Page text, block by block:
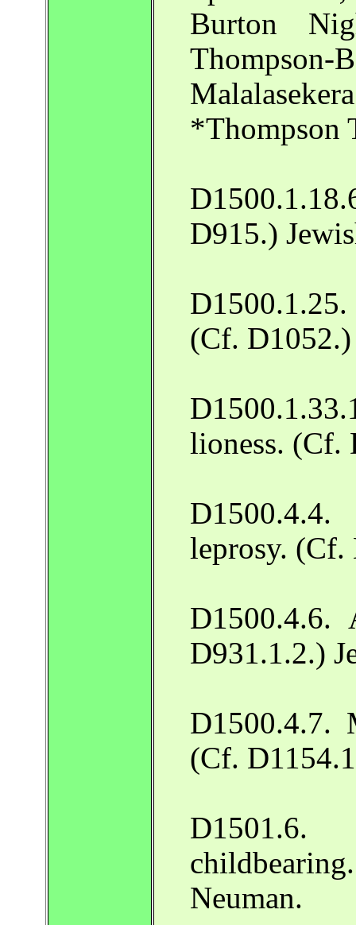
Burton
*Thompson
D915.)
(Cf. D1052.)
lioness. (Cf.
leprosy. (Cf.
D1500.4.6.
D931.1.2.)
D1500.4.7.
(Cf.
Neuman.